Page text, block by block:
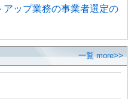
ップ業務の事業者選定の
一覧 more>>